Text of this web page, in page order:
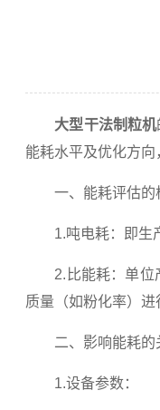
大型干法制粒机
能耗水平及优化方
一、能耗评估的
1.吨电耗：即生产
2.比能耗：单位产
质量（如粉化率）
二、影响能耗的
1.设备参数：